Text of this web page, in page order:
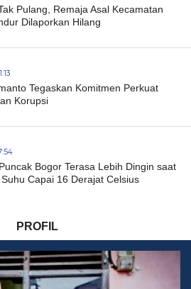
Pulang, Remaja Asal Kecamatan
Dilaporkan Hilang
Tegaskan Komitmen Perkuat
Korupsi
Bogor Terasa Lebih Dingin saat
Capai 16 Derajat Celsius
PROFIL